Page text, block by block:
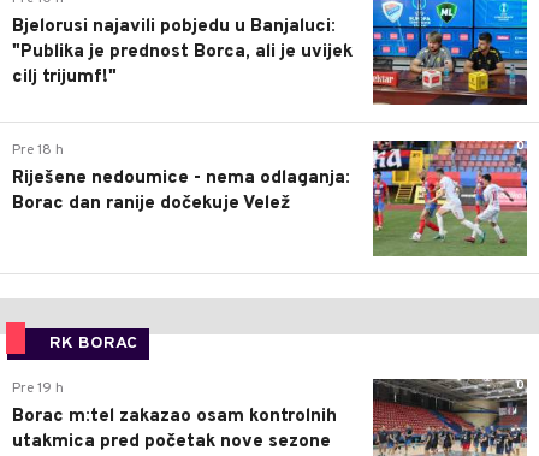
Bjelorusi najavili pobjedu u Banjaluci:
"Publika je prednost Borca, ali je uvijek
cilj trijumf!"
0
Pre 18 h
Riješene nedoumice - nema odlaganja:
Borac dan ranije dočekuje Velež
RK BORAC
0
Pre 19 h
Borac m:tel zakazao osam kontrolnih
utakmica pred početak nove sezone